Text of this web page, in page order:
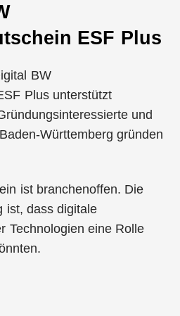
ESF Plus
BW
Plus unterstützt
und
Württemberg gründen
ist branchenoffen. Die
ist, dass digitale
Technologien eine Rolle